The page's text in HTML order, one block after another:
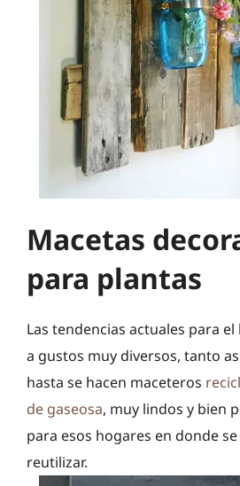
Macetas
para plantas
Las tendencias actuales para
a gustos muy diversos, tanto
hasta se hacen maceteros
de gaseosa, muy lindos y bien
para esos hogares en donde
reutilizar.